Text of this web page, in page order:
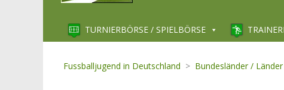
TURNIERBÖRSE / SPIELBÖRSE
Fussballjugend in Deutschland > Bundesländer / Länder